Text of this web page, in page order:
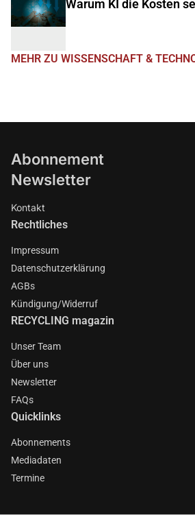
Warum KI die Kosten
MEHR ZU WISSENSCHAFT &
Abonnement
Newsletter
Kontakt
Rechtliches
Impressum
Datenschutzerklärung
AGBs
Kündigung/Widerruf
RECYCLING magazin
Unser Team
Über uns
Newsletter
FAQs
Quicklinks
Abonnements
Mediadaten
Termine